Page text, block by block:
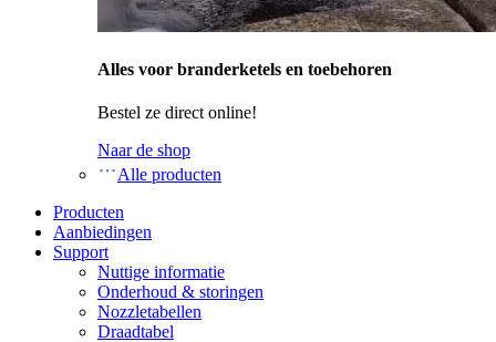
Alles voor branderketels en toebehoren
Bestel ze direct online!
Naar de shop
Alle producten
Producten
Aanbiedingen
Support
Nuttige informatie
Onderhoud & storingen
Nozzletabellen
Draadtabel